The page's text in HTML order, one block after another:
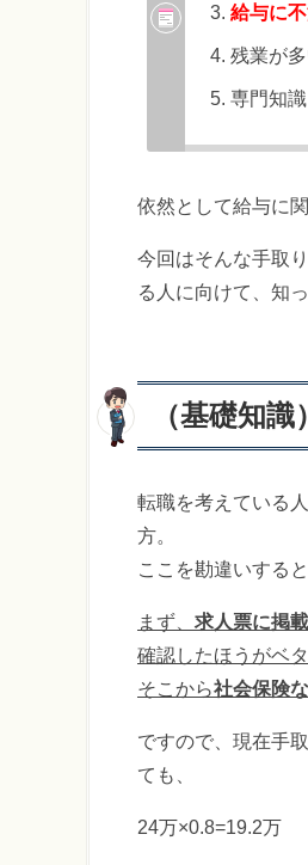
給与に
残業が
専門知
依然として給与に
今回はそんな手取
る人に向けて、知
（基礎知
転職を考えている
方。
ここを勘違いする
まず、 求人票に掲
確認したほうがベタ
そこから社会保険
ですので、現在手
ても、
24万×0.8=19.2万